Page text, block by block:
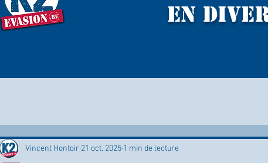
EN
Vincent Hontoir 21 oct. 2025 1 min de lecture